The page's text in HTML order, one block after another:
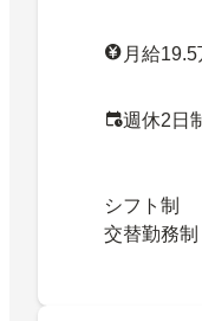
月給
週休2日
シフト制
交替勤務制